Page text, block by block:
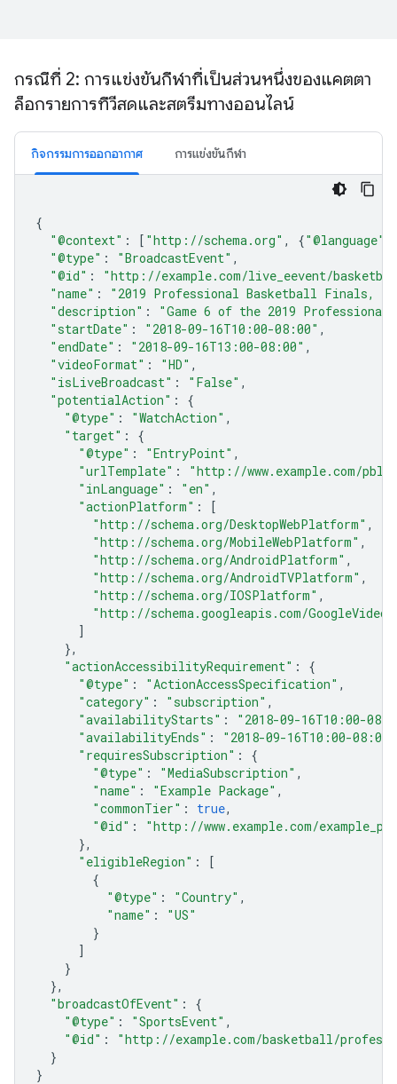
กรณีที่ 2: การแข่งขันกีฬาที่เป็นส่วนหนึ่งของแคตตา
ล็อกรายการทีวีสดและสตรีมทางออนไลน์
กิจกรรมการออกอากาศ การแข่งขันกีฬา
{
"@context" : [ "http://schema.org" , {"@language"
"@type" : "BroadcastEvent" ,
"@id" :
"http://example.com/live_eevent/
"name" :
"2019 Professional Basketball Finals,
"description" :
"Game 6 of the 2019
"startDate" : "2018-09-16T10:00-08:00" ,
"endDate" : "2018-09-16T13:00-08:00" ,
"videoFormat" : "HD" ,
"isLiveBroadcast" : "False" ,
"potentialAction" :
{
"@type" : "WatchAction" ,
"target" :
{
"@type" : "EntryPoint" ,
"urlTemplate" :
"http://www.example.com/
"inLanguage" : "en" ,
"actionPlatform" :
[
"http://schema.org/DesktopWebPlatform" ,
"http://schema.org/MobileWebPlatform" ,
"http://schema.org/AndroidPlatform" ,
"http://schema.org/AndroidTVPlatform" ,
"http://schema.org/IOSPlatform" ,
"http://schema.googleapis.com/
]
},
"actionAccessibilityRequirement" :
{
"@type" : "ActionAccessSpecification" ,
"category" : "subscription" ,
"availabilityStarts" :
"2018-09-16T10:00-
"availabilityEnds" :
"2018-09-16T10:00-08:00"
"requiresSubscription" :
{
"@type" : "MediaSubscription" ,
"name" : "Example Package" ,
"commonTier" : true,
"@id" :
"http://www.example.com/
},
"eligibleRegion" :
[
{
"@type" : "Country" ,
"name" :
"US"
}
]
}
},
"broadcastOfEvent" :
{
"@type" : "SportsEvent" ,
"@id" :
"http://example.com/basketball/
}
}